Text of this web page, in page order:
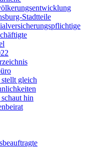
Stadtteile
gleich
hin